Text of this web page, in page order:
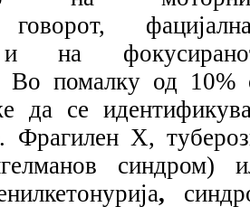
и на
Во помалку од 10%
да се
Фрагилен Х,
синдром)
,